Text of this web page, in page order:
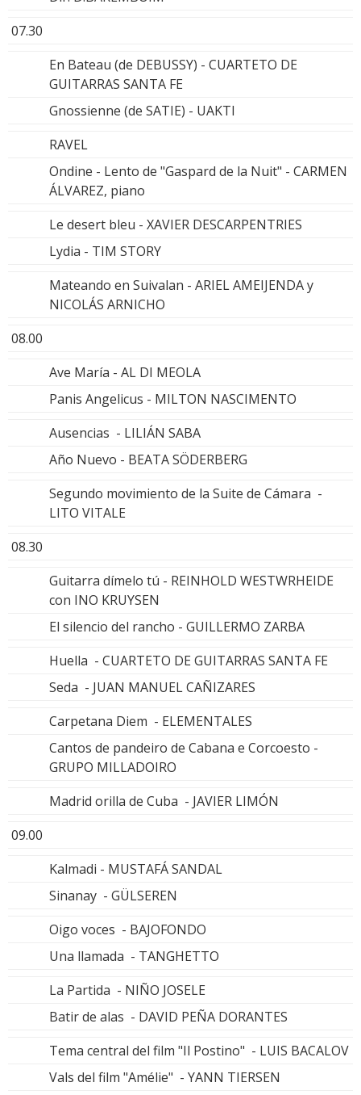
07.30
En Bateau (de DEBUSSY) - CUARTETO DE
GUITARRAS SANTA FE
Gnossienne (de SATIE) - UAKTI
RAVEL
Ondine - Lento de "Gaspard de la Nuit" - CARMEN
ÁLVAREZ, piano
Le desert bleu - XAVIER DESCARPENTRIES
Lydia - TIM STORY
Mateando en Suivalan - ARIEL AMEIJENDA y
NICOLÁS ARNICHO
08.00
Ave María - AL DI MEOLA
Panis Angelicus - MILTON NASCIMENTO
Ausencias - LILIÁN SABA
Año Nuevo - BEATA SÖDERBERG
Segundo movimiento de la Suite de Cámara -
LITO VITALE
08.30
Guitarra dímelo tú - REINHOLD WESTWRHEIDE
con INO KRUYSEN
El silencio del rancho - GUILLERMO ZARBA
Huella - CUARTETO DE GUITARRAS SANTA FE
Seda - JUAN MANUEL CAÑIZARES
Carpetana Diem - ELEMENTALES
Cantos de pandeiro de Cabana e Corcoesto -
GRUPO MILLADOIRO
Madrid orilla de Cuba - JAVIER LIMÓN
09.00
Kalmadi - MUSTAFÁ SANDAL
Sinanay - GÜLSEREN
Oigo voces - BAJOFONDO
Una llamada - TANGHETTO
La Partida - NIÑO JOSELE
Batir de alas - DAVID PEÑA DORANTES
Tema central del film "Il Postino" - LUIS BACALOV
Vals del film "Amélie" - YANN TIERSEN